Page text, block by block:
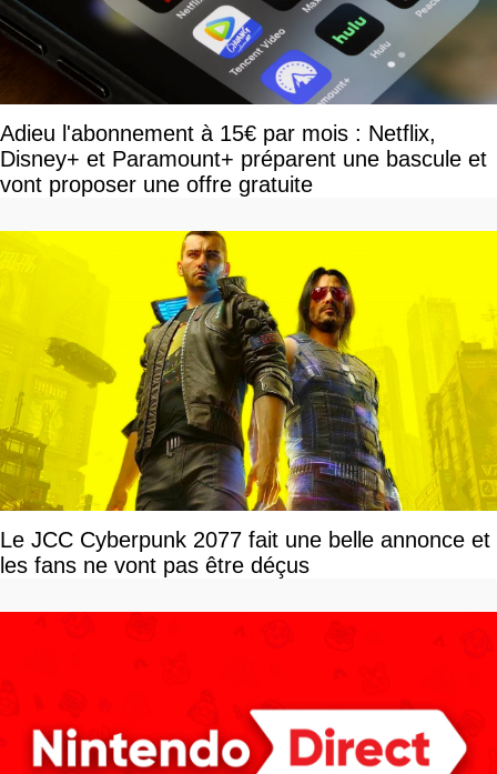
Adieu l'abonnement à 15€ par mois : Netflix,
Disney+ et Paramount+ préparent une bascule et
vont proposer une offre gratuite
Le JCC Cyberpunk 2077 fait une belle annonce et
les fans ne vont pas être déçus